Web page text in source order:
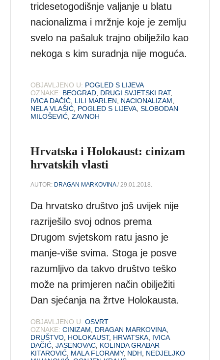
tridesetogodišnje valjanje u blatu
nacionalizma i mržnje koje je zemlju
svelo na pašaluk trajno obilježilo kao
nekoga s kim suradnja nije moguća.
OBJAVLJENO U: POGLED S LIJEVA
OZNAKE: BEOGRAD DRUGI SVJETSKI RAT,
IVICA DAČIĆ LILI MARLEN NACIONALIZAM
NELA VLAŠIĆ POGLED S LIJEVA ,SLOBODAN
MILOŠEVIĆ ,ZAVNOH
Hrvatska i Holokaust: cinizam
hrvatskih vlasti
AUTOR: DRAGAN MARKOVINA/ 29.01.2018.
Da hrvatsko društvo još uvijek nije
razriješilo svoj odnos prema
Drugom svjetskom ratu jasno je
manje-više svima. Stoga je posve
razumljivo da takvo društvo teško
može na primjeren način obilježiti
Dan sjećanja na žrtve Holokausta.
OBJAVLJENO U: OSVRT
OZNAKE: CINIZAM DRAGAN MARKOVINA
DRUŠTVO HOLOKAUST, HRVATSKA IVICA
DAČIĆ ,JASENOVAC KOLINDA GRABAR
KITAROVIĆ MALA FLORAMY, NDH
NEDJELJKO